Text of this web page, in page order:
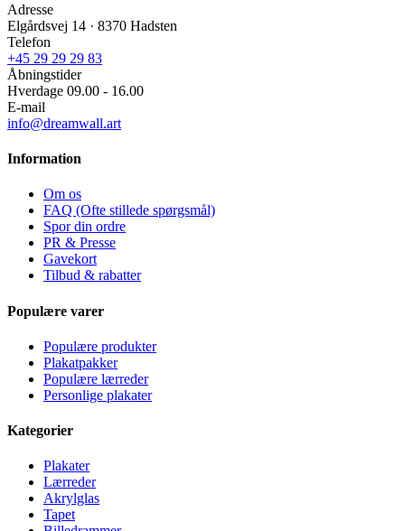
Adresse
Elgårdsvej 14 · 8370 Hadsten
Telefon
+45 29 29 29 83
Åbningstider
Hverdage 09.00 - 16.00
E-mail
info@dreamwall.art
Information
Om os
FAQ (Ofte stillede spørgsmål)
Spor din ordre
PR & Presse
Gavekort
Tilbud & rabatter
Populære varer
Populære produkter
Plakatpakker
Populære lærreder
Personlige plakater
Kategorier
Plakater
Lærreder
Akrylglas
Tapet